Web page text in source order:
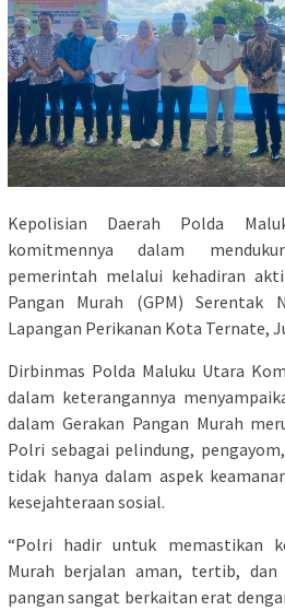
Kepolisian Daerah Polda
komitmennya dalam
pemerintah melalui kehadiran
Pangan Murah (GPM) Serentak
Lapangan Perikanan Kota Ternate,
Dirbinmas Polda Maluku Utara
dalam keterangannya
dalam Gerakan Pangan Murah
Polri sebagai pelindung,
tidak hanya dalam aspek
kesejahteraan sosial.
“Polri hadir untuk memastikan
Murah berjalan aman, tertib,
pangan sangat berkaitan erat